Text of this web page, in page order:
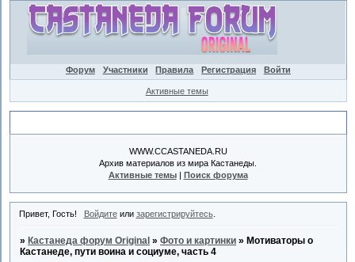
Форум Участники Правила Регистрация Войти
Активные темы
WWW.CCASTANEDA.RU
Архив материалов из мира Кастанеды.
Активные темы| Поиск форума
Привет, Гость! Войдитеили зарегистрируйтесь.
» Кастанеда форум Original »Фото и картинки » Мотиваторы о
Кастанеде, пути воина и социуме, часть 4